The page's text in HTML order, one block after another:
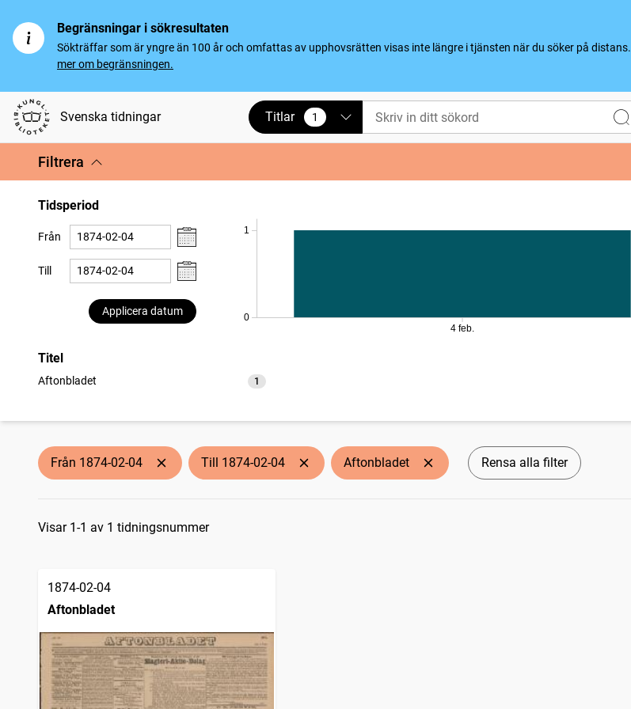
Begränsningar i sökresultaten
Sökträffar som är yngre än 100 år och omfattas av upphovsrätten visas inte längre i tjänsten när du söker på distans.
mer om begränsningen.
Svenska tidningar Titlar 1
vald
Filtrera
Tidsperiod
Från
Till
Applicera datum
0
1
4 feb.
Titel
Aftonbladet 1
träffar
Från 1874-02-04 Till 1874-02-04 Aftonbladet Rensa alla filter
Sökresultat
Visar 1-1 av 1 tidningsnummer
1874-02-04
Aftonbladet